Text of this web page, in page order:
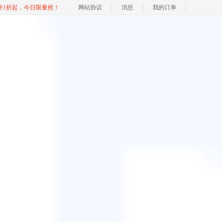
1折起，今日限量抢！ 网站协议 消息 我的订单